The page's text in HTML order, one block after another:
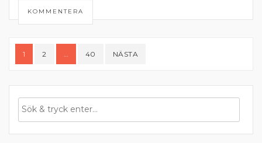
KOMMENTERA
Sidnumrering
för
1 2 40 NÄSTA